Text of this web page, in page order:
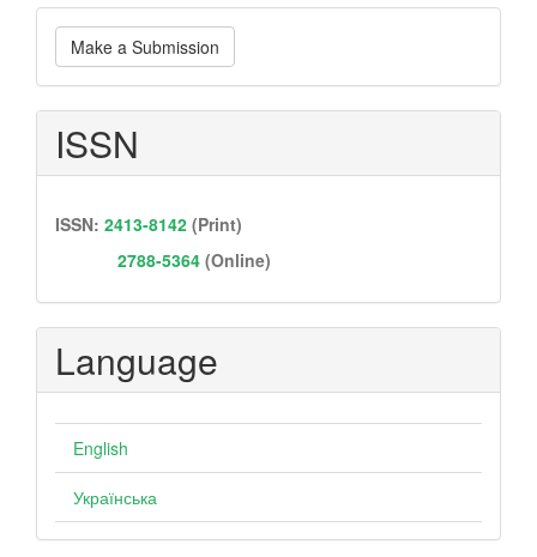
Make
a
Submission
Make a Submission
ISSN
ISSN: 2413-8142 (Print)
2788-5364 (Online)
Language
English
Українська